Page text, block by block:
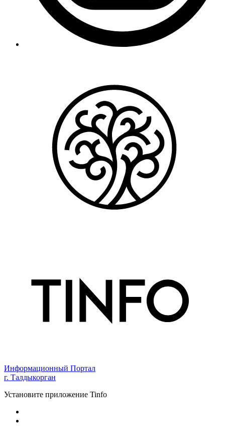
Информационный Портал
г. Талдыкорган
Установите приложение Tinfo